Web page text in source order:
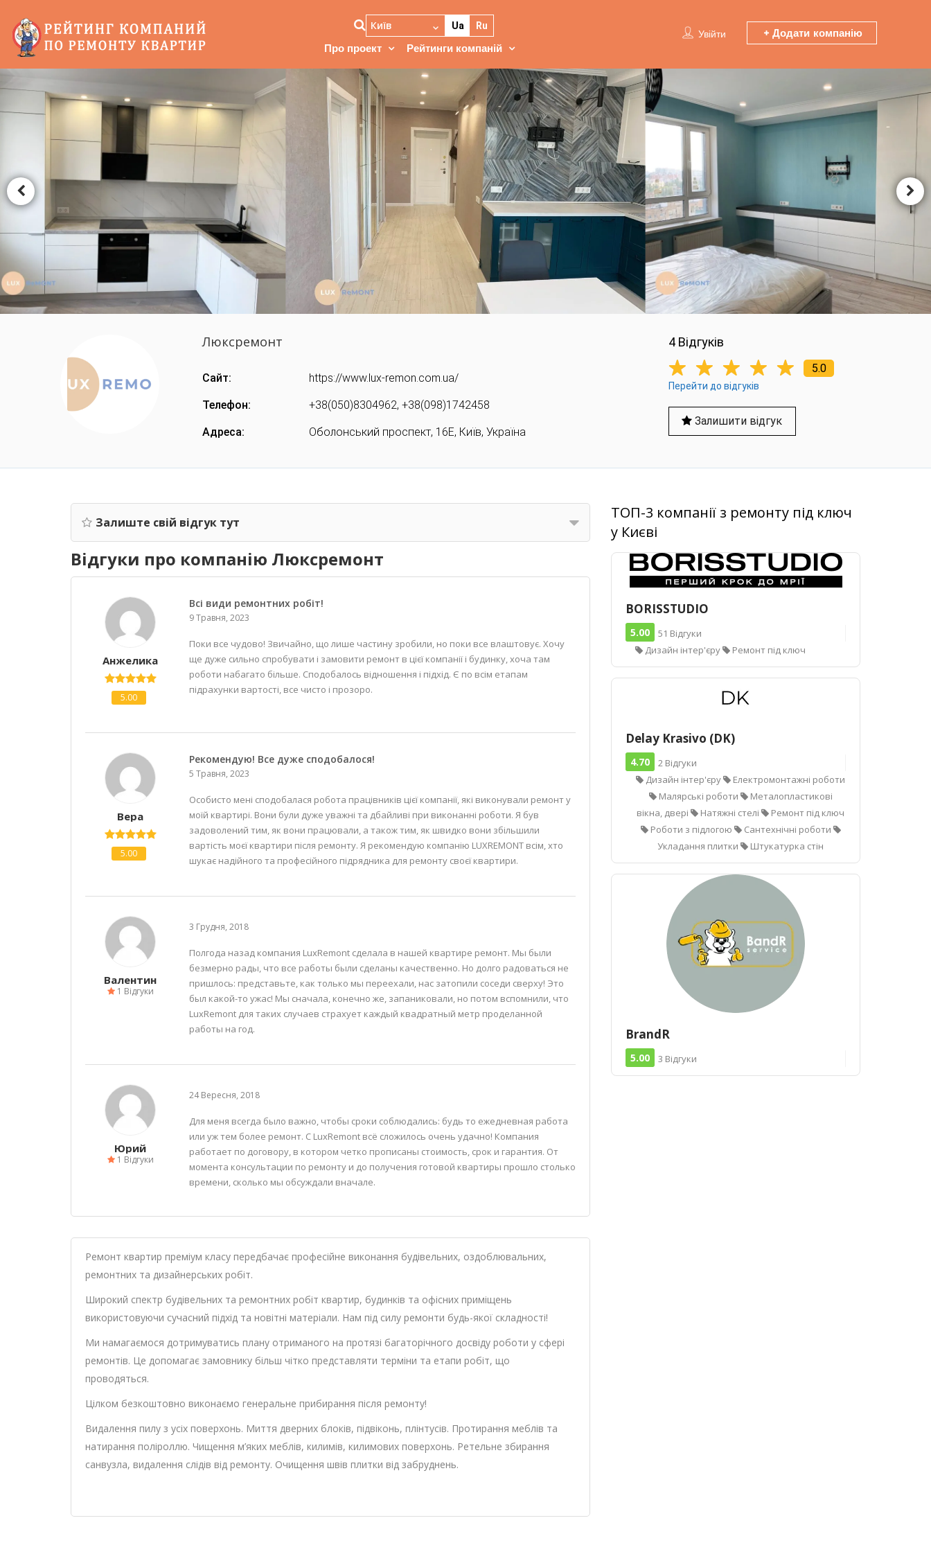
Київ Ua Ru
Про проект Рейтинги компаній
Увійти Додати компанію
Люксремонт
Сайт: https://www.lux-remon.com.ua/
Телефон: +38(050)8304962, +38(098)1742458
Адреса: Оболонський проспект, 16Е, Київ, Україна
4 Вiдгукiв
5.0
Перейти до відгуків
Залишити відгук
Залиште свій відгук тут
Відгуки про компанію Люксремонт
Анжелика
5.00
Всі види ремонтних робіт!
9 Травня, 2023
Поки все чудово! Звичайно, що лише частину зробили, но поки все влаштовує. Хочу
ще дуже сильно спробувати і замовити ремонт в цієї компанії і будинку, хоча там
роботи набагато більше. Сподобалось відношення і підхід. Є по всім етапам
підрахунки вартості, все чисто і прозоро.
Вера
5.00
Рекомендую! Все дуже сподобалося!
5 Травня, 2023
Особисто мені сподобалася робота працівників цієї компанії, які виконували ремонт у
моїй квартирі. Вони були дуже уважні та дбайливі при виконанні роботи. Я був
задоволений тим, як вони працювали, а також тим, як швидко вони збільшили
вартість моєї квартири після ремонту. Я рекомендую компанію LUXREMONT всім, хто
шукає надійного та професійного підрядника для ремонту своєї квартири.
Валентин
1 Відгуки
3 Грудня, 2018
Полгода назад компания LuxRemont сделала в нашей квартире ремонт. Мы были
безмерно рады, что все работы были сделаны качественно. Но долго радоваться не
пришлось: представьте, как только мы переехали, нас затопили соседи сверху! Это
был какой-то ужас! Мы сначала, конечно же, запаниковали, но потом вспомнили, что
LuxRemont для таких случаев страхует каждый квадратный метр проделанной
работы на год.
Юрий
1 Відгуки
24 Вересня, 2018
Для меня всегда было важно, чтобы сроки соблюдались: будь то ежедневная работа
или уж тем более ремонт. С LuxRemont всё сложилось очень удачно! Компания
работает по договору, в котором четко прописаны стоимость, срок и гарантия. От
момента консультации по ремонту и до получения готовой квартиры прошло столько
времени, сколько мы обсуждали вначале.
Ремонт квартир преміум класу передбачає професійне виконання будівельних, оздоблювальних,
ремонтних та дизайнерських робіт.
Широкий спектр будівельних та ремонтних робіт квартир, будинків та офісних приміщень
використовуючи сучасний підхід та новітні матеріали. Нам під силу ремонти будь-якої складності!
Ми намагаємося дотримуватись плану отриманого на протязі багаторічного досвіду роботи у сфері
ремонтів. Це допомагає замовнику більш чітко представляти терміни та етапи робіт, що
проводяться.
Цілком безкоштовно виконаємо генеральне прибирання після ремонту!
Видалення пилу з усіх поверхонь. Миття дверних блоків, підвіконь, плінтусів. Протирання меблів та
натирання поліроллю. Чищення м’яких меблів, килимів, килимових поверхонь. Ретельне збирання
санвузла, видалення слідів від ремонту. Очищення швів плитки від забруднень.
ТОП-3 компанії з ремонту під ключ
у Києві
BORISSTUDIO
5.00
51 Відгуки
Дизайн інтер'єру
Ремонт під ключ
Delay Krasivo (DK)
4.70
2 Відгуки
Дизайн інтер'єру
Електромонтажні роботи
Малярські роботи
Металопластикові
вікна, двері
Натяжні стелі
Ремонт під ключ
Роботи з підлогою
Сантехнічні роботи
Укладання плитки
Штукатурка стін
BrandR
5.00 3 Відгуки